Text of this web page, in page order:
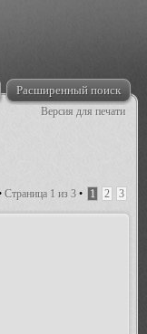
Расширенный поиск
Версия для печати
Страница 1 из 3 • 1 2 3